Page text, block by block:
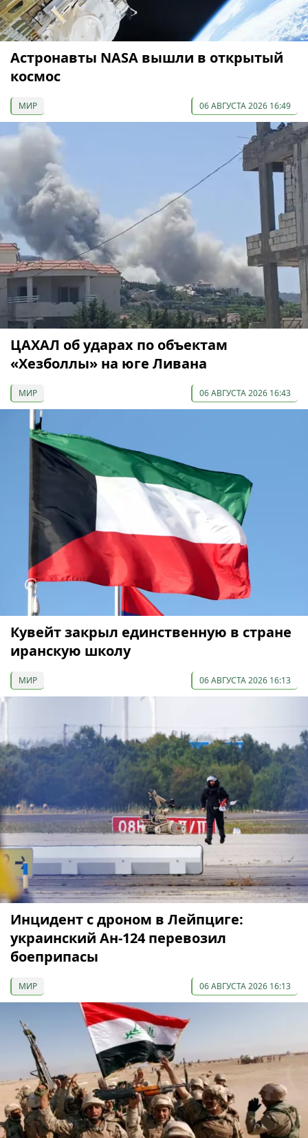
Астронавты NASA вышли в открытый
космос
МИР 06 АВГУСТА 2026 16:49
ЦАХАЛ об ударах по объектам
«Хезболлы» на юге Ливана
МИР 06 АВГУСТА 2026 16:43
Кувейт закрыл единственную в стране
иранскую школу
МИР 06 АВГУСТА 2026 16:13
Инцидент с дроном в Лейпциге:
украинский Ан-124 перевозил
боеприпасы
МИР 06 АВГУСТА 2026 16:13